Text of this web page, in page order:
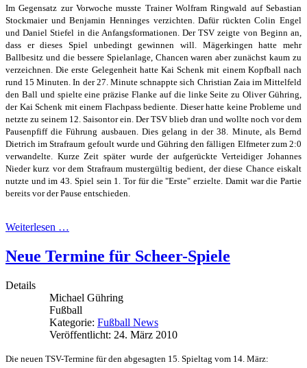
Im Gegensatz zur Vorwoche musste Trainer Wolfram Ringwald auf Sebastian
Stockmaier und Benjamin Henninges verzichten. Dafür rückten Colin Engel
und Daniel Stiefel in die Anfangsformationen. Der TSV zeigte von Beginn an,
dass er dieses Spiel unbedingt gewinnen will. Mägerkingen hatte mehr
Ballbesitz und die bessere Spielanlage, Chancen waren aber zunächst kaum zu
verzeichnen. Die erste Gelegenheit hatte Kai Schenk mit einem Kopfball nach
rund 15 Minuten. In der 27. Minute schnappte sich Christian Zaia im Mittelfeld
den Ball und spielte eine präzise Flanke auf die linke Seite zu Oliver Gühring,
der Kai Schenk mit einem Flachpass bediente. Dieser hatte keine Probleme und
netzte zu seinem 12. Saisontor ein. Der TSV blieb dran und wollte noch vor dem
Pausenpfiff die Führung ausbauen. Dies gelang in der 38. Minute, als Bernd
Dietrich im Strafraum gefoult wurde und Gühring den fälligen Elfmeter zum 2:0
verwandelte. Kurze Zeit später wurde der aufgerückte Verteidiger Johannes
Nieder kurz vor dem Strafraum mustergültig bedient, der diese Chance eiskalt
nutzte und im 43. Spiel sein 1. Tor für die "Erste" erzielte. Damit war die Partie
bereits vor der Pause entschieden.
Weiterlesen …
Neue Termine für Scheer-Spiele
Details
Michael Gühring
Fußball
Kategorie: Fußball News
Veröffentlicht: 24. März 2010
Die neuen TSV-Termine für den abgesagten 15. Spieltag vom 14. März: